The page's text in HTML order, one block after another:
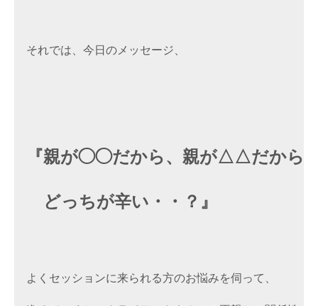
それでは、今日のメッセージ、
『親が◯◯だから、親が△△だから
どっちが辛い・・？』
よくセッションに来られる方のお悩みを伺って、